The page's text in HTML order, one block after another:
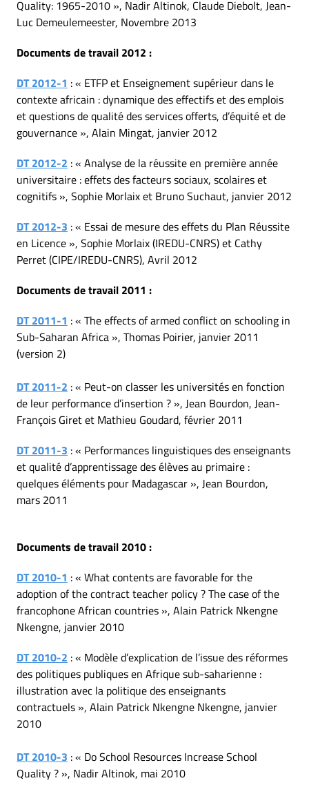
Quality: 1965-2010 », Nadir Altinok, Claude Diebolt, Jean-
Luc Demeulemeester, Novembre 2013
Documents de travail 2012 :
DT 2012-1 : « ETFP et Enseignement supérieur dans le
contexte africain : dynamique des effectifs et des emplois
et questions de qualité des services offerts, d’équité et de
gouvernance », Alain Mingat, janvier 2012
DT 2012-2 : « Analyse de la réussite en première année
universitaire : effets des facteurs sociaux, scolaires et
cognitifs », Sophie Morlaix et Bruno Suchaut, janvier 2012
DT 2012-3 : « Essai de mesure des effets du Plan Réussite
en Licence », Sophie Morlaix (IREDU-CNRS) et Cathy
Perret (CIPE/IREDU-CNRS), Avril 2012
Documents de travail 2011 :
DT 2011-1 : « The effects of armed conflict on schooling in
Sub-Saharan Africa », Thomas Poirier, janvier 2011
(version 2)
DT 2011-2 : « Peut-on classer les universités en fonction
de leur performance d’insertion ? », Jean Bourdon, Jean-
François Giret et Mathieu Goudard, février 2011
DT 2011-3 : « Performances linguistiques des enseignants
et qualité d’apprentissage des élèves au primaire :
quelques éléments pour Madagascar », Jean Bourdon,
mars 2011
Documents de travail 2010 :
DT 2010-1 : « What contents are favorable for the
adoption of the contract teacher policy ? The case of the
francophone African countries », Alain Patrick Nkengne
Nkengne, janvier 2010
DT 2010-2 : « Modèle d’explication de l’issue des réformes
des politiques publiques en Afrique sub-saharienne :
illustration avec la politique des enseignants
contractuels », Alain Patrick Nkengne Nkengne, janvier
2010
DT 2010-3 : « Do School Resources Increase School
Quality ? », Nadir Altinok, mai 2010